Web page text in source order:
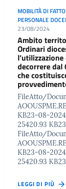
MOBILITÀ DI
PERSONALE
23/08/2024
Ambito
Ordinari
decorrere
che
FileAtto/
KB23-08-
25420.93
FileAtto/
KB23-08-
25420.93
LEGGI DI PIÙ